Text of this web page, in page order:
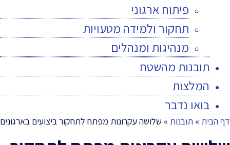
פיתוח ארגוני
תחקור ולמידה מטעויות
מנהיגות ומנהלים
תובנות מהשטח
המלצות
בואו נדבר
דף הבית » תובנות » שלושה עקרונות מפתח לתחקור ביצועים בארגונים